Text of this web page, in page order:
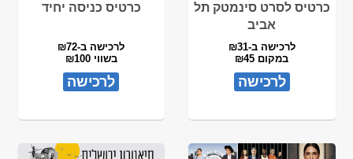
כרטיס לסרט סינמטק תל
אביב
לרכישה ב-₪31
במקום ₪45
לרכישה
כרטיס כניסה יחיד
לרכישה ב-₪72
בשווי ₪100
לרכישה